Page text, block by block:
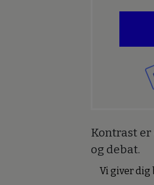
Kontrast
og debat.
Vi giver